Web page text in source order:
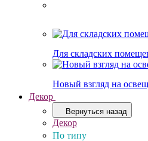
Для складских
Новый взгляд на
Декор
Вернуться назад
Декор
По типу